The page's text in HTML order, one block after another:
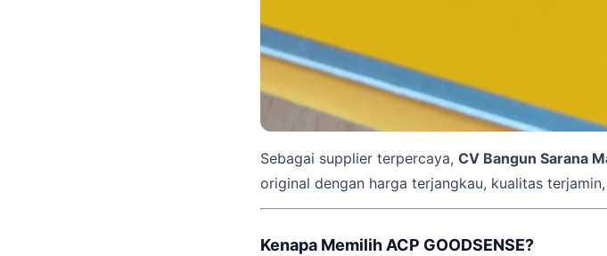
Sebagai supplier terpercaya, CV Bangun Sarana
original dengan harga terjangkau, kualitas
Kenapa Memilih ACP GOODSENSE?